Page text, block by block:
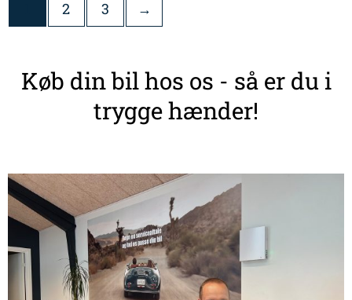
2 3 →
Køb din bil hos os - så er du i
trygge hænder!